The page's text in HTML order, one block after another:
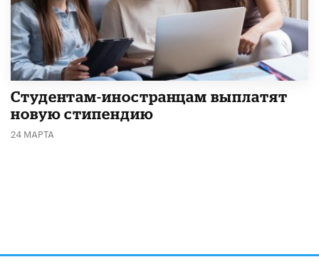
Студентам-иностранцам выплатят
новую стипендию
24 МАРТА